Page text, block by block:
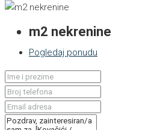
m2 nekrenine
Pogledaj ponudu